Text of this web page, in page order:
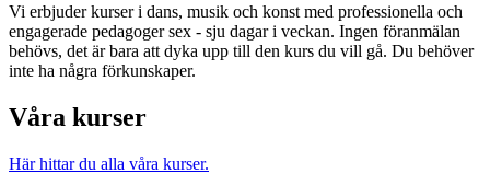
Vi erbjuder kurser i dans, musik och konst med professionella och
engagerade pedagoger sex - sju dagar i veckan. Ingen föranmälan
behövs, det är bara att dyka upp till den kurs du vill gå. Du behöver
inte ha några förkunskaper.
Våra kurser
Här hittar du alla våra kurser.